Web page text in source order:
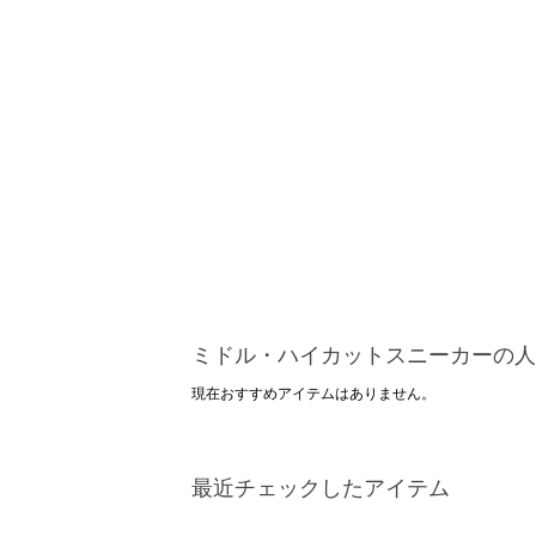
ミドル・ハイカットスニーカーの
現在おすすめアイテムはありません。
最近チェックしたアイテム